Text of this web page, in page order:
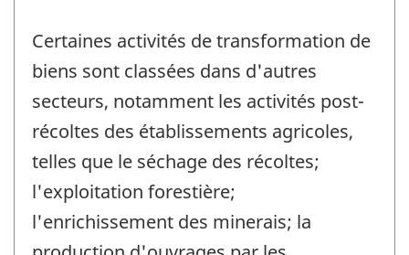
Certaines activités de transformation de
biens sont classées dans d'autres
secteurs, notamment les activités post-
récoltes des établissements agricoles,
telles que le séchage des récoltes;
l'exploitation forestière;
l'enrichissement des minerais; la